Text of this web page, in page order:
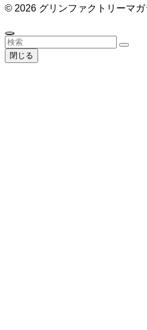
© 2026 グリンファクトリーマ
閉じる